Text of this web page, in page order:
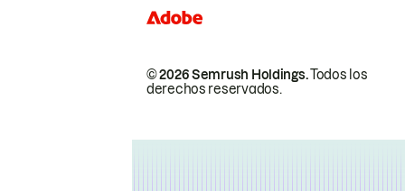
© 2026 Semrush Holdings.Todos los
derechos reservados.